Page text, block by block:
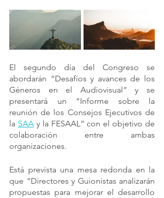
El segundo día del Congreso se
abordarán “Desafíos y avances de los
Géneros en el Audiovisual” y se
presentará un “Informe sobre la
reunión de los Consejos Ejecutivos de
la SAA y la FESAAL” con el objetivo de
colaboración entre ambas
organizaciones.
Está prevista una mesa redonda en la
que “Directores y Guionistas analizarán
propuestas para mejorar el desarrollo